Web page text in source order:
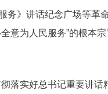
务》讲话纪念广场等革
全意为人民服务”的根
彻落实好总书记重要讲